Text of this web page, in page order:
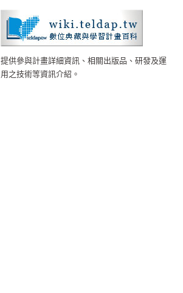
提供參與計畫詳細資訊、相關出版品、研發及運
用之技術等資訊介紹。